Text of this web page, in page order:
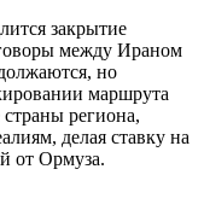
закрытие
между Ираном
но
маршрута
региона,
делая ставку на
от Ормуза.